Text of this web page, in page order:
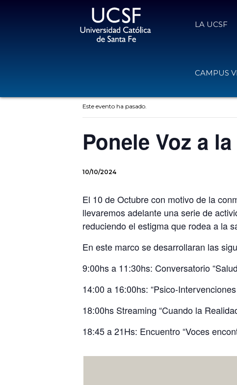
LA UCSF
CAMPUS
Este evento ha pasado.
Ponele Voz a
10/10/2024
El 10 de Octubre con motivo de la
llevaremos adelante una serie de
reduciendo el estigma que rodea a la
En este marco se desarrollaran las
9:00hs a 11:30hs: Conversatorio
14:00 a 16:00hs: “Psico-
18:00hs Streaming “Cuando la
18:45 a 21Hs: Encuentro “Voces